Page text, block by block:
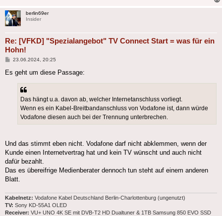
berlin69er
Insider
Re: [VFKD] "Spezialangebot" TV Connect Start = was für ein
Hohn!
Beitrag
23.06.2024, 20:25
Es geht um diese Passage:
Das hängt u.a. davon ab, welcher Internetanschluss vorliegt.
Wenn es ein Kabel-Breitbandanschluss von Vodafone ist, dann würde
Vodafone diesen auch bei der Trennung unterbrechen.
Und das stimmt eben nicht. Vodafone darf nicht abklemmen, wenn der
Kunde einen Internetvertrag hat und kein TV wünscht und auch nicht
dafür bezahlt.
Das es übereifrige Medienberater dennoch tun steht auf einem anderen
Blatt.
Kabelnetz: Vodafone Kabel Deutschland Berlin-Charlottenburg (ungenutzt)
TV: Sony KD-55A1 OLED
Receiver: VU+ UNO 4K SE mit DVB-T2 HD Dualtuner & 1TB Samsung 850 EVO SSD